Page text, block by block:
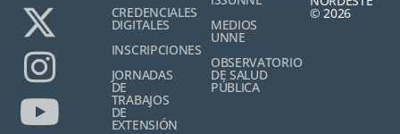
CREDENCIALES
DIGITALES
INSCRIPCIONES
JORNADAS
DE
TRABAJOS
DE
EXTENSIÓN
MEDIOS
UNNE
OBSERVATORIO
DE SALUD
PÚBLICA
© 2026